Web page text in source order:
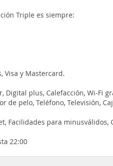
Triple es siempre:
Visa y Mastercard.
Digital plus, Calefacción, Wi-Fi
de pelo, Teléfono, Televisión,
Facilidades para
22:00